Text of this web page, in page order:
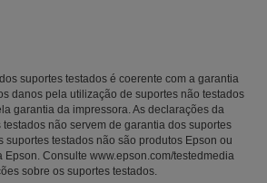
suportes testados é coerente com a garantia
danos pela utilização de suportes não testados
garantia da impressora. As declarações da
testados não servem de garantia dos suportes
suportes testados não são produtos Epson ou
Consulte www.epson.com/testedmedia
sobre os suportes testados.